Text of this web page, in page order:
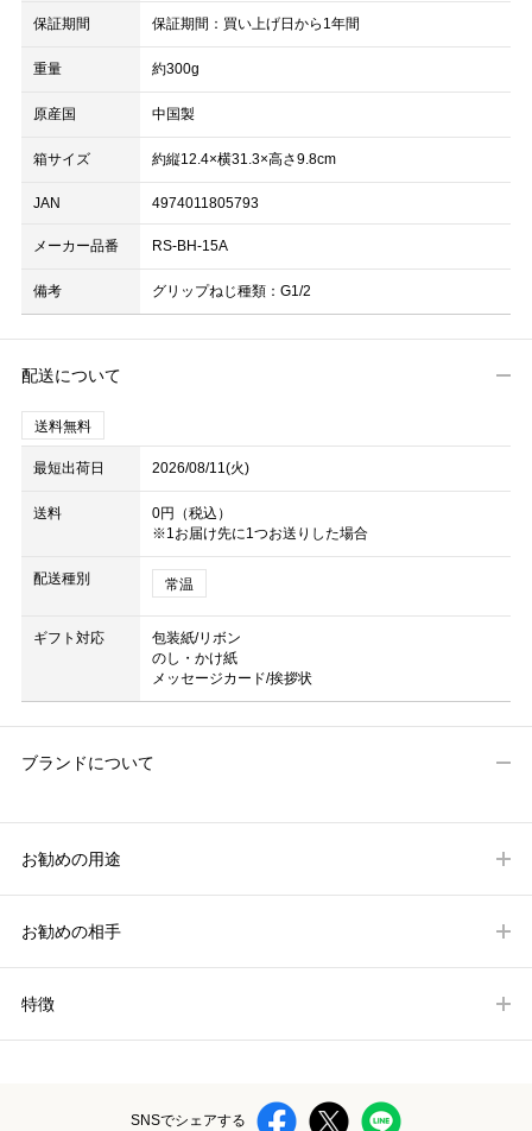
保証期間 保証期間：買い上げ日から1年間
重量 約300g
原産国 中国製
箱サイズ 約縦12.4×横31.3×高さ9.8cm
JAN 4974011805793
メーカー品番 RS-BH-15A
備考 グリップねじ種類：G1/2
配送について
送料無料
最短出荷日 2026/08/11(火)
送料
0円（税込）
※1お届け先に1つお送りした場合
配送種別 常温
ギフト対応
包装紙/リボン
のし・かけ紙
メッセージカード/挨拶状
ブランドについて
お勧めの用途
お勧めの相手
特徴
SNSでシェアする